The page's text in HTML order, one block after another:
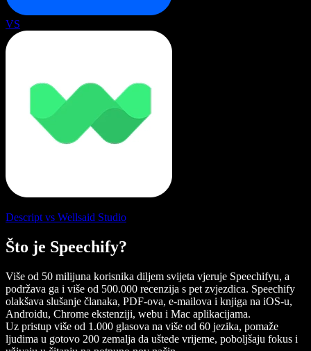
VS
Descript vs Wellsaid Studio
Što je Speechify?
Više od 50 milijuna korisnika diljem svijeta vjeruje Speechifyu, a
podržava ga i više od 500.000 recenzija s pet zvjezdica. Speechify
olakšava slušanje članaka, PDF-ova, e-mailova i knjiga na iOS-u,
Androidu, Chrome ekstenziji, webu i Mac aplikacijama.
Uz pristup više od 1.000 glasova na više od 60 jezika, pomaže
ljudima u gotovo 200 zemalja da uštede vrijeme, poboljšaju fokus i